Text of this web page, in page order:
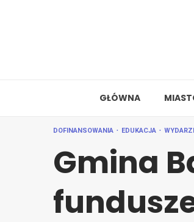
GŁÓWNA
DOFINANSOWANIA EDUKACJA
Gmina